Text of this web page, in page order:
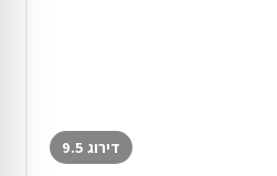
דירוג 9.5